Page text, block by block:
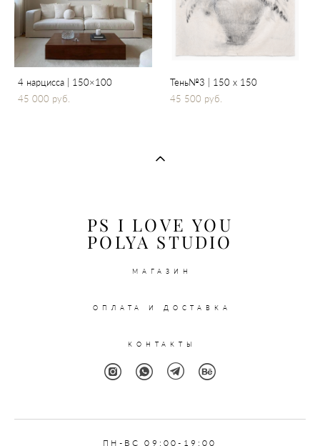
4 нарцисса | 150×100
45 000 pуб.
Тень№3 | 150 х 150
45 500 pуб.
PS I LOVE YOU
POLYA STUDIO
МАГАЗИН
ОПЛАТА И ДОСТАВКА
КОНТАКТЫ
ПН -ВС 09:00-19:00